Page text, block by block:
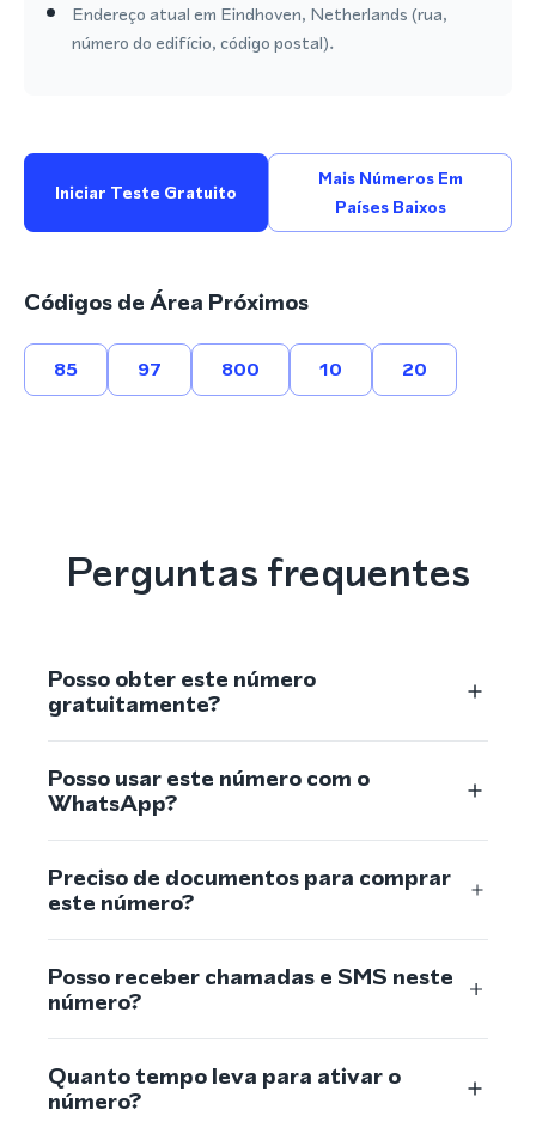
Endereço atual em Eindhoven, Netherlands (rua,
número do edifício, código postal).
Iniciar Teste Gratuito
Mais Números Em
Países Baixos
Códigos de Área Próximos
85 97 800 10 20
Perguntas frequentes
Posso obter este número
gratuitamente?
Posso usar este número com o
WhatsApp?
Preciso de documentos para comprar
este número?
Posso receber chamadas e SMS neste
número?
Quanto tempo leva para ativar o
número?